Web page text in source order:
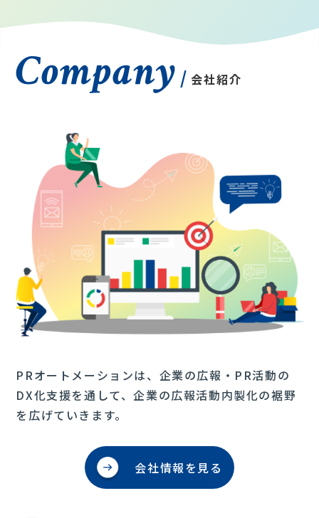
Company / 会社紹介
PRオートメーションは、企業の広報・PR活動の
DX化支援を通して、企業の広報活動内製化の裾野
を広げていきます。
会社情報を見る